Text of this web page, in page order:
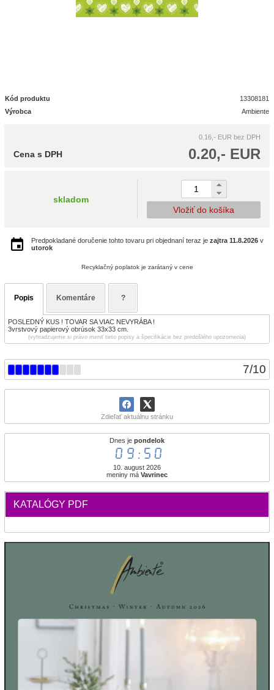
7/10
Zdieľať aktuálnu stránku
Dnes je pondelok
09:50
10. august 2026
meniny má Vavrinec
KATALÓGY PDF
Kód produktu
13308181
Výrobca
Ambiente
0.16,- EUR bez DPH
0.20,- EUR
Cena s DPH
skladom
Vložiť do košíka
Predpokladané doručenie tohto tovaru pri objednaní teraz je zajtra 11.8.2026 v
utorok
Recyklačný poplatok je zarátaný v cene
Popis Komentáre ?
POSLEDNÝ KUS ! TOVAR SA VIAC NEVYRÁBA !
3vrstvový papierový obrúsok 33x33 cm.
(vyhradzujeme si právo meniť tieto popisy a špecifikácie bez predošlého upozornenia)